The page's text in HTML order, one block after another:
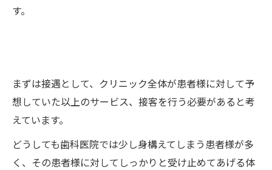
す。
まずは接遇として、クリニック全体が患者様に対して予
想していた以上のサービス、接客を行う必要があると考
えています。
どうしても歯科医院では少し身構えてしまう患者様が多
く、その患者様に対してしっかりと受け止めてあげる体